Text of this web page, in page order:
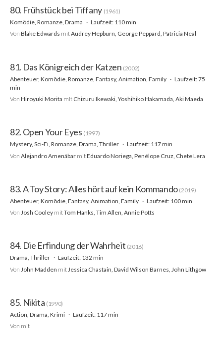
80. Frühstück bei Tiffany (1961)
Komödie, Romanze, Drama
Laufzeit: 110 min
Von Blake Edwards mitAudrey Hepburn, George Peppard, Patricia Neal
81. Das Königreich der Katzen (2002)
Abenteuer, Komödie, Romanze, Fantasy, Animation, Family
Laufzeit: 75
min
Von Hiroyuki Morita mit Chizuru Ikewaki, Yoshihiko Hakamada, Aki Maeda
82. Open Your Eyes (1997)
Mystery, Sci-Fi, Romanze, Drama, Thriller
Laufzeit: 117 min
Von Alejandro Amenábar mitEduardo Noriega, Penélope Cruz, Chete Lera
83. A Toy Story: Alles hört auf kein Kommando (2019)
Abenteuer, Komödie, Fantasy, Animation, Family
Laufzeit: 100 min
Von Josh Cooley mitTom Hanks, Tim Allen, Annie Potts
84. Die Erfindung der Wahrheit (2016)
Drama, Thriller
Laufzeit: 132 min
Von John Madden mit Jessica Chastain, David Wilson Barnes, John Lithgow
85. Nikita (1990)
Action, Drama, Krimi
Laufzeit: 117 min
Von mit